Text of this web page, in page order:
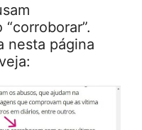
nesta página